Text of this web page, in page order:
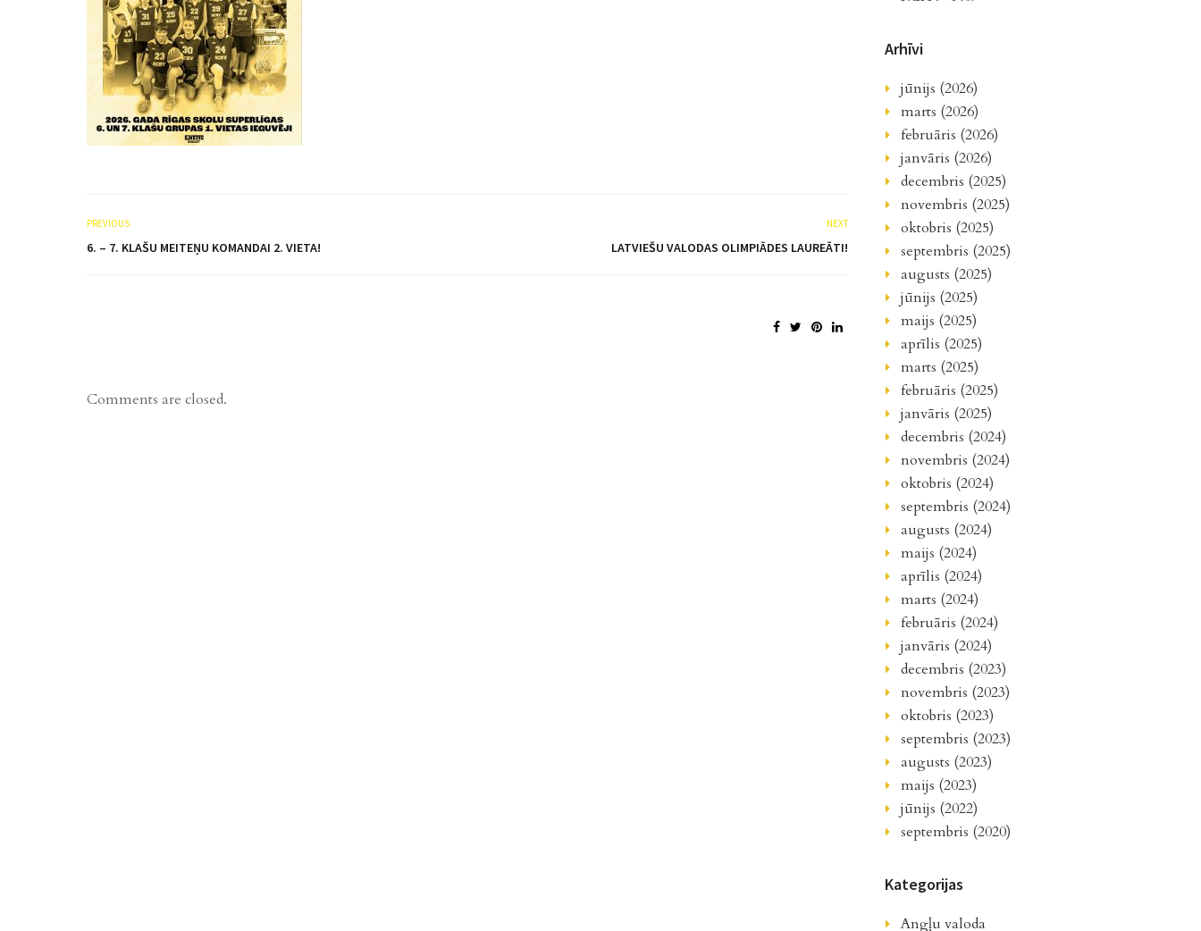
PREVIOUS
6. – 7. KLAŠU MEITEŅU KOMANDAI 2. VIETA!
NEXT
LATVIEŠU VALODAS OLIMPIĀDES LAUREĀTI!
Comments are closed.
Arhīvi
jūnijs (2026)
marts (2026)
februāris (2026)
janvāris (2026)
decembris (2025)
novembris (2025)
oktobris (2025)
septembris (2025)
augusts (2025)
jūnijs (2025)
maijs (2025)
aprīlis (2025)
marts (2025)
februāris (2025)
janvāris (2025)
decembris (2024)
novembris (2024)
oktobris (2024)
septembris (2024)
augusts (2024)
maijs (2024)
aprīlis (2024)
marts (2024)
februāris (2024)
janvāris (2024)
decembris (2023)
novembris (2023)
oktobris (2023)
septembris (2023)
augusts (2023)
maijs (2023)
jūnijs (2022)
septembris (2020)
Kategorijas
Angļu valoda